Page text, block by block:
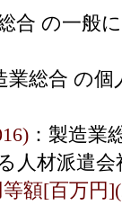
8,641[
合 の一般
業総合 の
：製造業
人材派遣
額[百万円